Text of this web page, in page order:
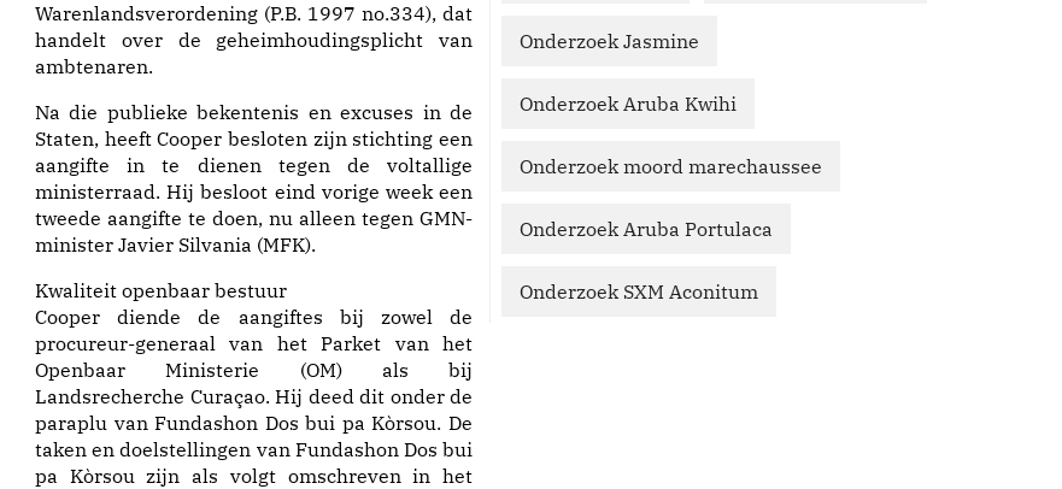
Warenlandsverordening (P.B. 1997 no.334), dat
handelt over de geheimhoudingsplicht van
ambtenaren.
Na die publieke bekentenis en excuses in de
Staten, heeft Cooper besloten zijn stichting een
aangifte in te dienen tegen de voltallige
ministerraad. Hij besloot eind vorige week een
tweede aangifte te doen, nu alleen tegen GMN-
minister Javier Silvania (MFK).
Kwaliteit openbaar bestuur
Cooper diende de aangiftes bij zowel de
procureur-generaal van het Parket van het
Openbaar Ministerie (OM) als bij
Landsrecherche Curaçao. Hij deed dit onder de
paraplu van Fundashon Dos bui pa Kòrsou. De
taken en doelstellingen van Fundashon Dos bui
pa Kòrsou zijn als volgt omschreven in het
Onderzoek Jasmine
Onderzoek Aruba Kwihi
Onderzoek moord marechaussee
Onderzoek Aruba Portulaca
Onderzoek SXM Aconitum